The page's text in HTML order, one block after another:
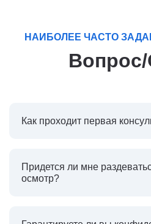
НАИБОЛЕЕ ЧАСТО
Как проходит первая
Придется ли мне
осмотр?